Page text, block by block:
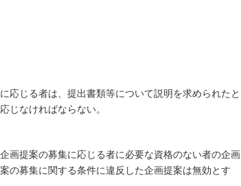
応じる者は、提出書類等について説明を求められたと
じなければならない。
画提案の募集に応じる者に必要な資格のない者の企画
の募集に関する条件に違反した企画提案は無効とす